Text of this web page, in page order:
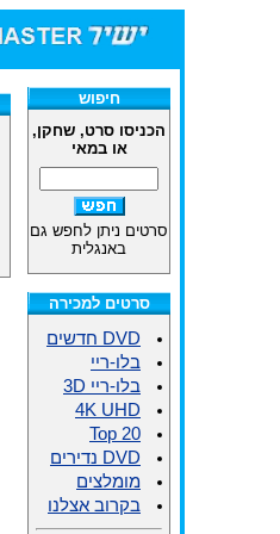
חיפוש
הכניסו סרט, שחקן,
או במאי
סרטים ניתן לחפש גם
באנגלית
סרטים למכירה
DVD חדשים
בלו-ריי
בלו-ריי 3D
4K UHD
Top 20
DVD נדירים
מומלצים
בקרוב אצלנו